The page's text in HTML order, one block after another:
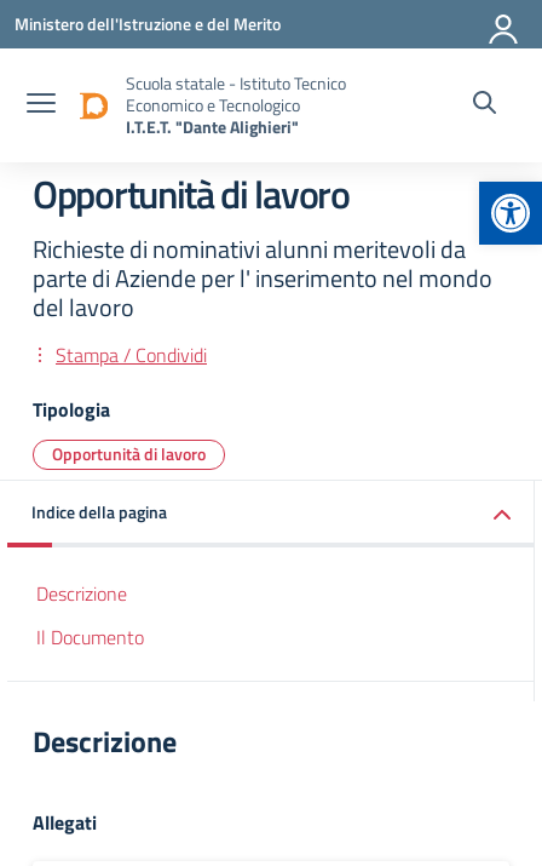
Vai ai contenuti
Vai al menu di navigazione
Vai al footer
Ministero dell'Istruzione e del Merito
Scuola statale - Istituto Tecnico
Economico e Tecnologico
I.T.E.T. "Dante Alighieri"
Opportunità di lavoro
Richieste di nominativi alunni meritevoli da
parte di Aziende per l' inserimento nel mondo
del lavoro
Stampa / Condividi
Tipologia
Opportunità di lavoro
Indice della pagina
Descrizione
Il Documento
Descrizione
Allegati